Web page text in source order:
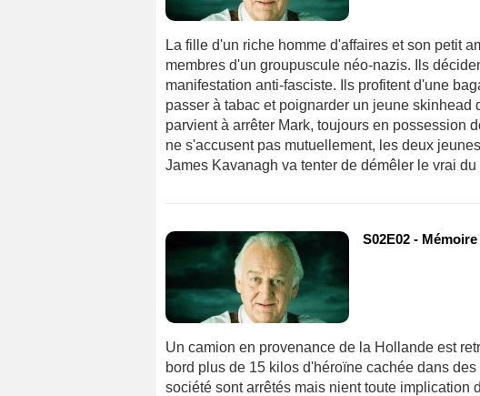
La fille d'un riche homme d'affaires et son petit
membres d'un groupuscule néo-nazis. Ils
manifestation anti-fasciste. Ils profitent d'une
passer à tabac et poignarder un jeune
parvient à arrêter Mark, toujours en possession
ne s'accusent pas mutuellement, les deux
James Kavanagh va tenter de démêler le vrai
S02E02 -
Un camion en provenance de la Hollande est
bord plus de 15 kilos d'héroïne cachée dans
société sont arrêtés mais nient toute implication